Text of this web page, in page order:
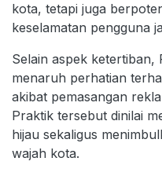
kota, tetapi juga
keselamatan pengguna
Selain aspek ketertiban,
menaruh perhatian
akibat pemasangan
Praktik tersebut dinilai
hijau sekaligus
wajah kota.